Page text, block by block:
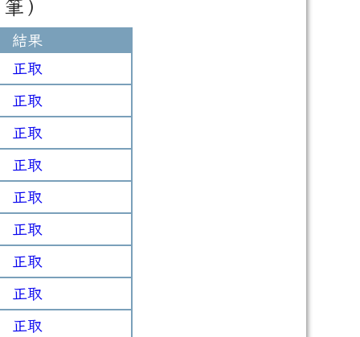
）
結果
正取
正取
正取
正取
正取
正取
正取
正取
正取